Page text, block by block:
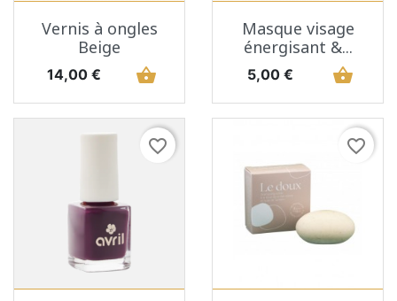
Vernis à ongles
Beige
Prix
14,00 € shopping_basket
Masque visage
énergisant &...
Prix
5,00 € shopping_basket
favorite_border favorite_border